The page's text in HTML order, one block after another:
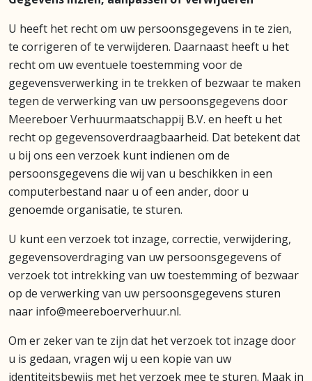
U heeft het recht om uw persoonsgegevens in te zien,
te corrigeren of te verwijderen. Daarnaast heeft u het
recht om uw eventuele toestemming voor de
gegevensverwerking in te trekken of bezwaar te maken
tegen de verwerking van uw persoonsgegevens door
Meereboer Verhuurmaatschappij B.V. en heeft u het
recht op gegevensoverdraagbaarheid. Dat betekent dat
u bij ons een verzoek kunt indienen om de
persoonsgegevens die wij van u beschikken in een
computerbestand naar u of een ander, door u
genoemde organisatie, te sturen.
U kunt een verzoek tot inzage, correctie, verwijdering,
gegevensoverdraging van uw persoonsgegevens of
verzoek tot intrekking van uw toestemming of bezwaar
op de verwerking van uw persoonsgegevens sturen
naar info@meereboerverhuur.nl.
Om er zeker van te zijn dat het verzoek tot inzage door
u is gedaan, vragen wij u een kopie van uw
identiteitsbewijs met het verzoek mee te sturen. Maak in